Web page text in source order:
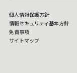
個人情報保護方針
情報セキュリティ基本方針
免責事項
サイトマップ